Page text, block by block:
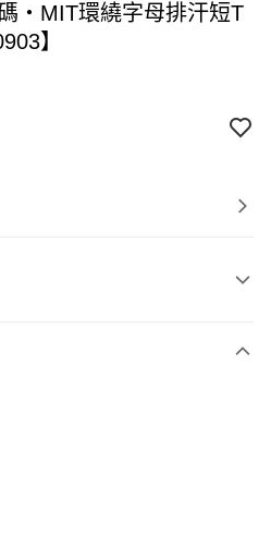
‧MIT環繞字母排汗短T
】